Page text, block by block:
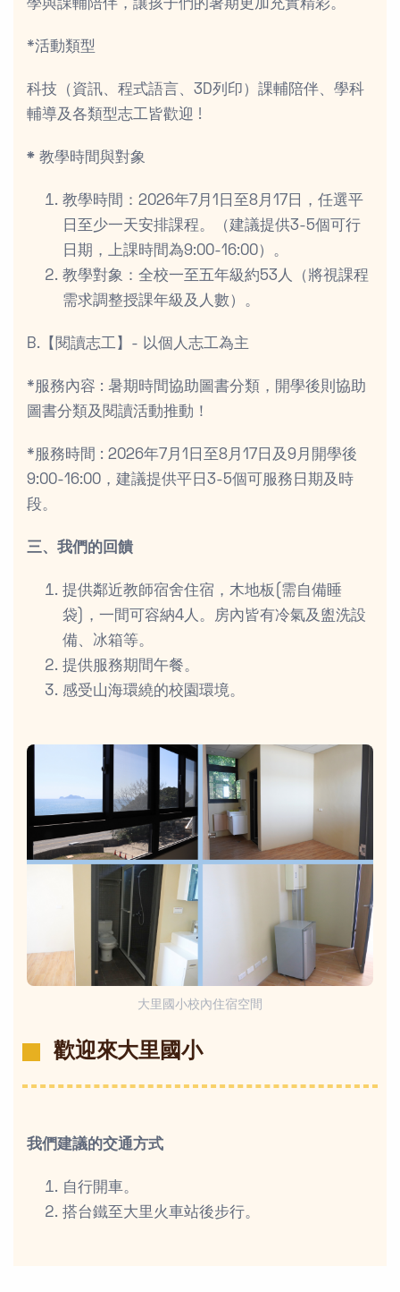
學與課輔陪伴，讓孩子們的暑期更加充實精彩。
*活動類型
科技（資訊、程式語言、3D列印）課輔陪伴、學科
輔導及各類型志工皆歡迎 !
* 教學時間與對象
教學時間：2026年7月1日至8月17日，任選平
日至少一天安排課程。（建議提供3-5個可行
日期，上課時間為9:00-16:00）。
教學對象：全校一至五年級約53人（將視課程
需求調整授課年級及人數）。
B.【閱讀志工】- 以個人志工為主
*服務內容 : 暑期時間協助圖書分類，開學後則協助
圖書分類及閱讀活動推動！
*服務時間 : 2026年7月1日至8月17日及9月開學後
9:00-16:00，建議提供平日3-5個可服務日期及時
段。
三、我們的回饋
提供鄰近教師宿舍住宿，木地板(需自備睡
袋)，一間可容納4人。房內皆有冷氣及盥洗設
備、冰箱等。
提供服務期間午餐。
感受山海環繞的校園環境。
大里國小校內住宿空間
歡迎來大里國小
我們建議的交通方式
自行開車。
搭台鐵至大里火車站後步行。